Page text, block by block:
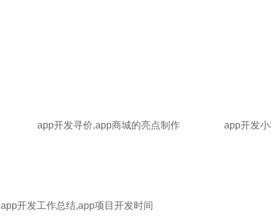
app开发寻价,app商城的亮点制作 app开发
app开发工作总结,app项目开发时间